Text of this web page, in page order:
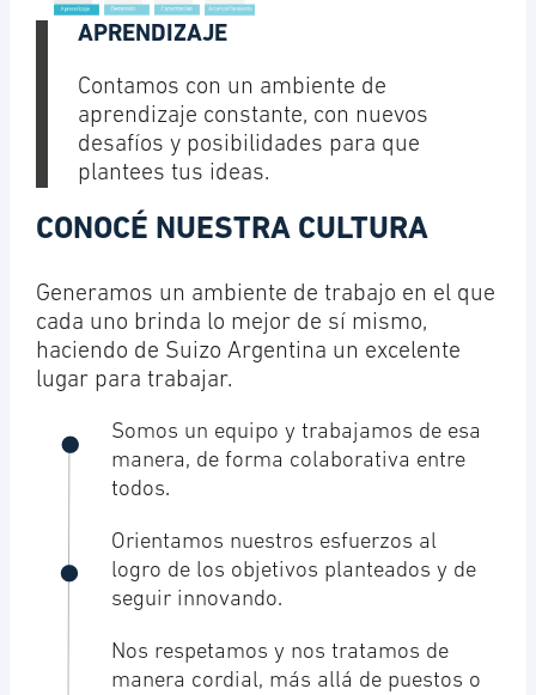
APRENDIZAJE
Contamos con un ambiente de
aprendizaje constante, con nuevos
desafíos y posibilidades para que
plantees tus ideas.
CONOCÉ NUESTRA CULTURA
Generamos un ambiente de trabajo en el que
cada uno brinda lo mejor de sí mismo,
haciendo de Suizo Argentina un excelente
lugar para trabajar.
Somos un equipo y trabajamos de esa
manera, de forma colaborativa entre
todos.
Orientamos nuestros esfuerzos al
logro de los objetivos planteados y de
seguir innovando.
Nos respetamos y nos tratamos de
manera cordial, más allá de puestos o